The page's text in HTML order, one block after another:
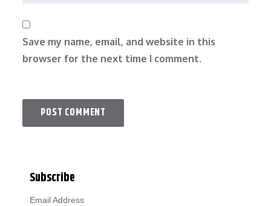
Save my name, email, and website in this
browser for the next time I comment.
Subscribe
Email Address